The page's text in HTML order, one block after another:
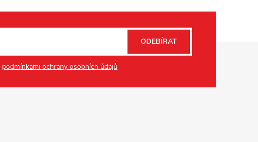
podmínkami ochrany osobních údajů
ODEBÍRAT